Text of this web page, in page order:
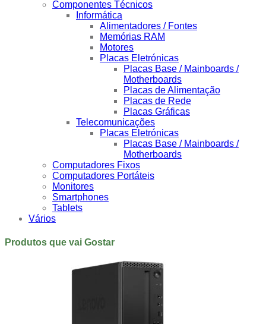
Componentes Técnicos
Informática
Alimentadores / Fontes
Memórias RAM
Motores
Placas Eletrónicas
Placas Base / Mainboards /
Motherboards
Placas de Alimentação
Placas de Rede
Placas Gráficas
Telecomunicações
Placas Eletrónicas
Placas Base / Mainboards /
Motherboards
Computadores Fixos
Computadores Portáteis
Monitores
Smartphones
Tablets
Vários
Produtos que vai Gostar